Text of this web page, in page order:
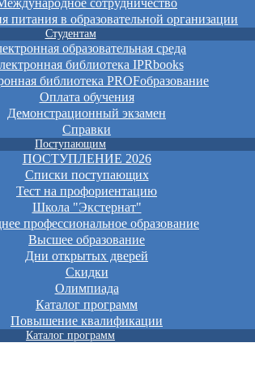
питания в образовательной организации
Студентам
образовательная среда
библиотека IPRbooks
библиотека PROFобразование
Оплата обучения
Демонстрационный экзамен
Справки
Поступающим
ПОСТУПЛЕНИЕ 2026
Списки поступающих
Тест на профориентацию
Школа "Экстернат"
профессиональное образование
Высшее образование
Дни открытых дверей
Скидки
Олимпиада
Каталог программ
Повышение квалификации
Каталог программ